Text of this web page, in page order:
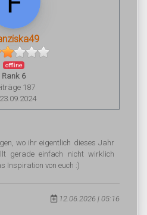
offline
Rank 6
187
wo ihr eigentlich dieses Jahr
gerade einfach nicht wirklich
Inspiration von euch :)
12.06.2026 | 05:16